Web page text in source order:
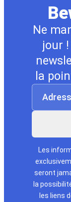
Ne
jour
la
Les
seront
la
les liens